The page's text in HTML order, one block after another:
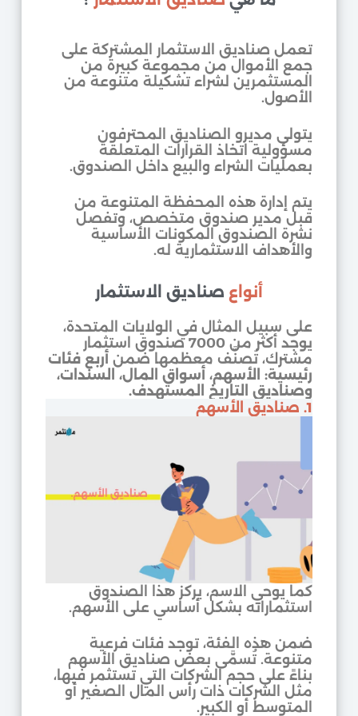
تعمل صناديق الاستثمار المشتركة على
جمع الأموال من مجموعة كبيرة من
المستثمرين لشراء تشكيلة متنوعة من
الأصول.
يتولى مديرو الصناديق المحترفون
مسؤولية اتخاذ القرارات المتعلقة
بعمليات الشراء والبيع داخل الصندوق.
يتم إدارة هذه المحفظة المتنوعة من
قبل مدير صندوق متخصص، وتفصل
نشرة الصندوق المكونات الأساسية
والأهداف الاستثمارية له.
أنواع صناديق الاستثمار
على سبيل المثال في الولايات المتحدة،
يوجد أكثر من 7000 صندوق استثمار
مشترك، تُصنَّف معظمها ضمن أربع فئات
رئيسية: الأسهم، أسواق المال، السندات،
وصناديق التاريخ المستهدف.
1. صناديق الأسهم
كما يوحي الاسم، يركز هذا الصندوق
استثماراته بشكل أساسي على الأسهم.
ضمن هذه الفئة، توجد فئات فرعية
متنوعة. تُسمَّى بعض صناديق الأسهم
بناءً على حجم الشركات التي تستثمر فيها،
مثل الشركات ذات رأس المال الصغير أو
المتوسط أو الكبير.